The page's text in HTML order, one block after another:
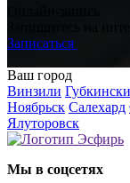
Запишитесь на
Записаться
Ваш город
Винзили
Ноябрьск Салехард
Ялуторовск
Мы в соцсетях